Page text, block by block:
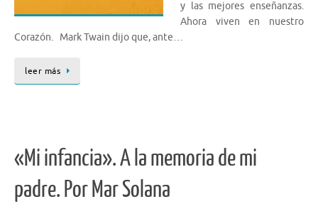
y las mejores enseñanzas.
Ahora viven en nuestro
Corazón. Mark Twain dijo que, ante…
leer más
«Mi infancia». A la memoria de mi
padre. Por Mar Solana